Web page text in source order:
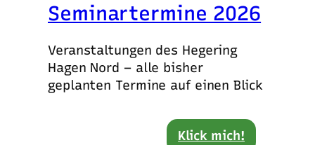
Seminartermine 2026
Veranstaltungen des Hegering
Hagen Nord – alle bisher
geplanten Termine auf einen Blick
Klick mich!